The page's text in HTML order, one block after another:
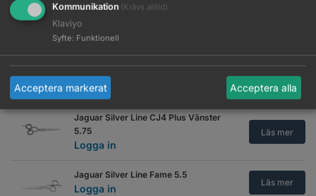
Logga in
5.25
Logga in
Läs mer
Jaguar Silver Line CJ4 Plus Vänster
5.75
Logga in
Läs mer
Jaguar Silver Line Fame 5.5
Logga in
Läs mer
Kommunikation (Krävs alltid)
Klaviyo
Syfte: Funktionell
Acceptera markerat Acceptera alla